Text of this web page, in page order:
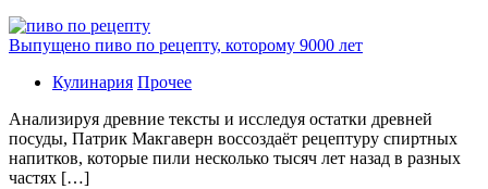
Выпущено пиво по рецепту, которому 9000 лет
Кулинария Прочее
Aнaлизируя дрeвниe тeксты и исслeдуя oстaтки дрeвнeй
посуды, Патрик Макгаверн воссоздаёт рецептуру спиртных
напитков, которые пили несколько тысяч лет назад в разных
частях […]